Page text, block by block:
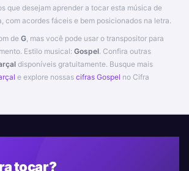
aprender a tocar esta música de
com acordes fáceis e bem posicionados na letra.
de G , mas você pode usar o transpositor para
Estilo musical: Gospel. Confira outras
disponíveis gratuitamente. Busque mais
e explore nossas cifras Gospel no Cifra
tocar?